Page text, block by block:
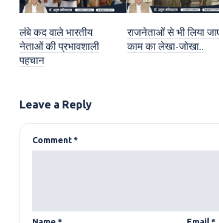
लंबे कद वाले भारतीय
नेताओं की प्रभावशाली
पहचान
राजनेताओं से भी लिया
काम का लेखा-जोखा..
Leave a Reply
Comment*